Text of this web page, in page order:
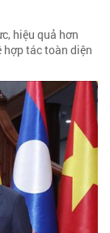
hiệu quả hơn
tác toàn diện